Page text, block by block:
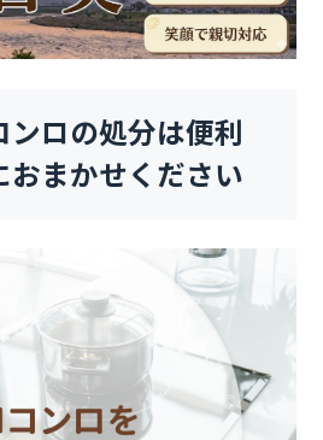
ロの処分は便利
おまかせください